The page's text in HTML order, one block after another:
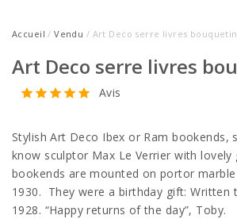
Accueil /Vendu / Art Deco serre livres bouquetin
Art Deco serre livres
Avis
Stylish Art Deco Ibex or Ram bookends,
know sculptor Max Le Verrier with lovely
bookends are mounted on portor marble
1930. They were a birthday gift: Written
1928. “Happy returns of the day”, Toby.